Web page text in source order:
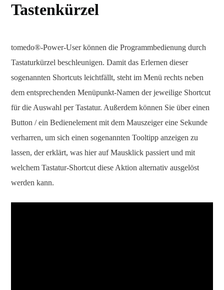
Tastenkürzel
tomedo®-Power-User können die Programmbedienung durch
Tastaturkürzel beschleunigen. Damit das Erlernen dieser
sogenannten Shortcuts leichtfällt, steht im Menü rechts neben
dem entsprechenden Menüpunkt-Namen der jeweilige Shortcut
für die Auswahl per Tastatur. Außerdem können Sie über einen
Button / ein Bedienelement mit dem Mauszeiger eine Sekunde
verharren, um sich einen sogenannten Tooltipp anzeigen zu
lassen, der erklärt, was hier auf Mausklick passiert und mit
welchem Tastatur-Shortcut diese Aktion alternativ ausgelöst
werden kann.